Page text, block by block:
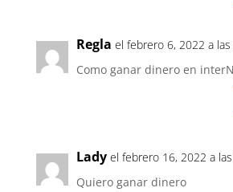
Regla el febrero 6, 2022 a
Como ganar dinero en
Lady el febrero 16, 2022 a
Quiero ganar dinero